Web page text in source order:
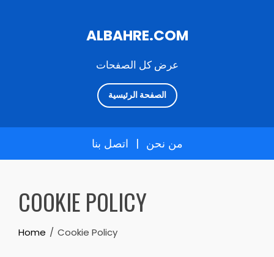
عرض كل الصفحات
ALBAHRE.COM
الصفحة الرئيسية
اتصل بنا | من نحن
contentCOOKIE POLICY
Home Cookie Policy